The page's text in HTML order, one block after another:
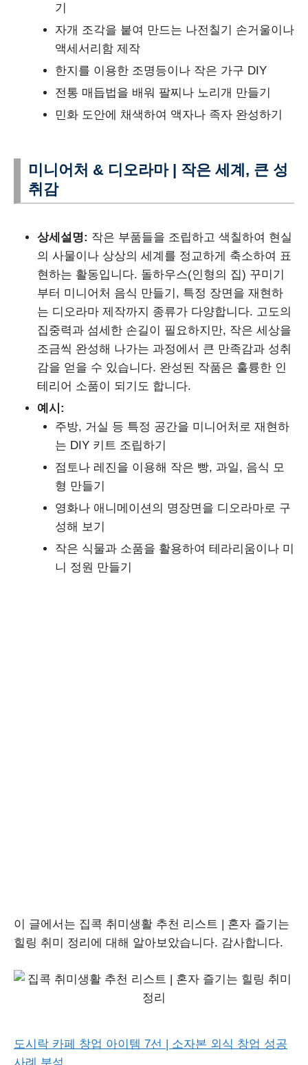
기
자개 조각을 붙여 만드는 나전칠기 손거울이나
액세서리함 제작
한지를 이용한 조명등이나 작은 가구 DIY
전통 매듭법을 배워 팔찌나 노리개 만들기
민화 도안에 채색하여 액자나 족자 완성하기
미니어처 & 디오라마 | 작은 세계, 큰 성
취감
상세설명: 작은 부품들을 조립하고 색칠하여 현실
의 사물이나 상상의 세계를 정교하게 축소하여 표
현하는 활동입니다. 돌하우스(인형의 집) 꾸미기
부터 미니어처 음식 만들기, 특정 장면을 재현하
는 디오라마 제작까지 종류가 다양합니다. 고도의
집중력과 섬세한 손길이 필요하지만, 작은 세상을
조금씩 완성해 나가는 과정에서 큰 만족감과 성취
감을 얻을 수 있습니다. 완성된 작품은 훌륭한 인
테리어 소품이 되기도 합니다.
예시:
주방, 거실 등 특정 공간을 미니어처로 재현하
는 DIY 키트 조립하기
점토나 레진을 이용해 작은 빵, 과일, 음식 모
형 만들기
영화나 애니메이션의 명장면을 디오라마로 구
성해 보기
작은 식물과 소품을 활용하여 테라리움이나 미
니 정원 만들기
이 글에서는 집콕 취미생활 추천 리스트 | 혼자 즐기는
힐링 취미 정리에 대해 알아보았습니다. 감사합니다.
도시락 카페 창업 아이템 7선 | 소자본 외식 창업 성공
사례 분석